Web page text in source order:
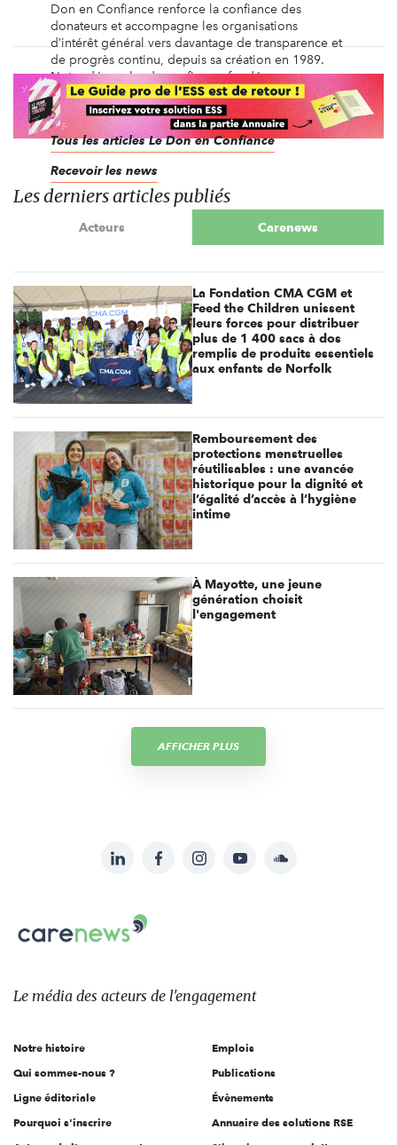
Don en Confiance renforce la confiance des
donateurs et accompagne les organisations
d’intérêt général vers davantage de transparence et
de progrès continu, depuis sa création en 1989.
Notre démarche de confiance, fondée sur un
référentiel déontologique exigeant, repose sur un
contrôle ...
Tous les articles Le Don en Confiance
Recevoir les news
Les derniers articles publiés
Acteurs Carenews
La Fondation CMA CGM et
Feed the Children unissent
leurs forces pour distribuer
plus de 1 400 sacs à dos
remplis de produits essentiels
aux enfants de Norfolk
Remboursement des
protections menstruelles
réutilisables : une avancée
historique pour la dignité et
l’égalité d’accès à l’hygiène
intime
À Mayotte, une jeune
génération choisit
l'engagement
AFFICHER PLUS
sur:
LinkedInFacebookInstagramYouTubeSoundcloud
Le
des
l'engagement
Le média des acteurs de l'engagement
Notre histoire
Qui sommes-nous ?
Ligne éditoriale
Pourquoi s'inscrire
Emplois
Publications
Évènements
Annuaire des solutions RSE